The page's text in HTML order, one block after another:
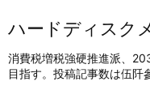
ハードディスク
消費税増税強硬推進派、
目指す。投稿記事数は伍阡